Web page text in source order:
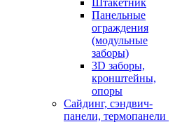
Штакетник
Панельные
ограждения
(модульные
заборы)
3D заборы,
кронштейны,
опоры
Cайдинг, сэндвич-
панели, термопанели